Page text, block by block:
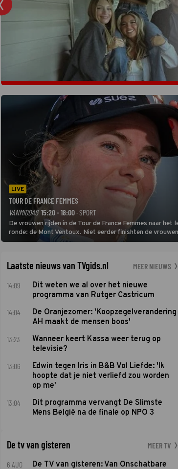
LIVE
TOUR DE FRANCE FEMMES
VANMIDDAG 15:20 - 18:00 · SPORT
De vrouwen rijden in de Tour de France Femmes naar
ronde: de Mont Ventoux. Niet eerder finishten de
uit de buitencategorie. De aanloop naar de slotklim is
Laatste nieuws van TVgids.nl MEER NIEUWS
14:09
Dit weten we al over het nieuwe
programma van Rutger Castricum
14:04
De Oranjezomer: 'Koopzegelverandering
AH maakt de mensen boos'
13:23
Wanneer keert Kassa weer terug op
televisie?
13:06
Edwin tegen Iris in B&B Vol Liefde: 'Ik
hoopte dat je niet verliefd zou worden
op me'
13:04
Dit programma vervangt De Slimste
Mens België na de finale op NPO 3
De tv van gisteren MEER TV
6 AUG De TV van gisteren: Van Onschatbare